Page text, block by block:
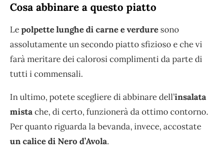
Cosa abbinare a questo piatto
Lepolpette lunghe di carne e verdure sono
assolutamente un secondo piatto sfizioso e che vi
farà meritare dei calorosi complimenti da parte di
tutti i commensali.
In ultimo, potete scegliere di abbinare dell’insalata
mistache, di certo, funzionerà da ottimo contorno.
Per quanto riguarda la bevanda, invece, accostate
un calice di Nero d’Avola.